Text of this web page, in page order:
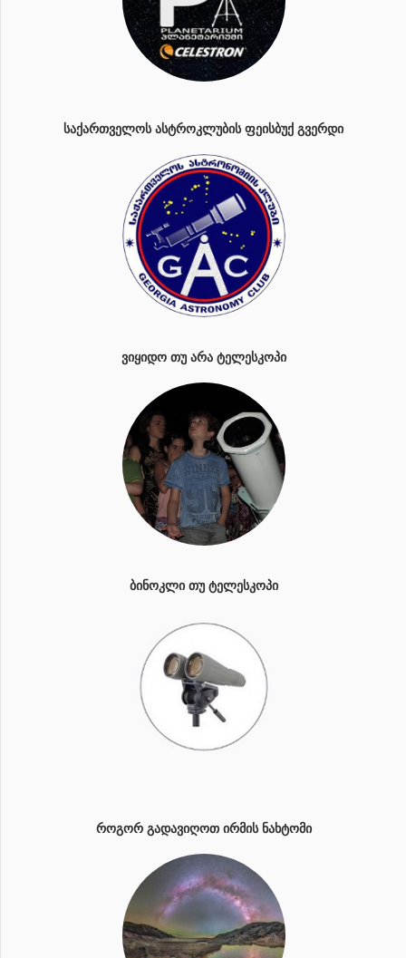
ᲡᲐᲥᲐᲠᲗᲕᲔᲚᲝᲡ ᲐᲡᲢᲠᲝᲙᲚᲣᲑᲘᲡ ᲤᲔᲘᲡᲑᲣᲥ ᲒᲕᲔᲠᲓᲘ
ᲕᲘᲧᲘᲓᲝ ᲗᲣ ᲐᲠᲐ ᲢᲔᲚᲔᲡᲙᲝᲞᲘ
ᲑᲘᲜᲝᲙᲚᲘ ᲗᲣ ᲢᲔᲚᲔᲡᲙᲝᲞᲘ
ᲠᲝᲒᲝᲠ ᲒᲐᲓᲐᲕᲘᲦᲝᲗ ᲘᲠᲛᲘᲡ ᲜᲐᲮᲢᲝᲛᲘ